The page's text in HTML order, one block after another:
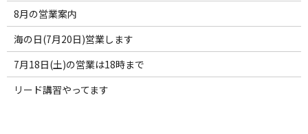
8月の営業案内
海の日(7月20日)営業します
7月18日(土)の営業は18時まで
リード講習やってます